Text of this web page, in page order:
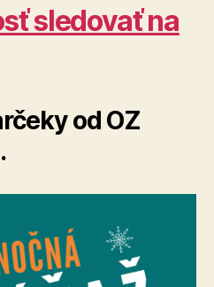
sledovať na
od OZ